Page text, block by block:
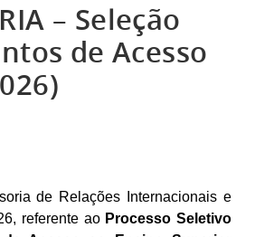
– Seleção
de Acesso
de Relações Internacionais e
referente ao Processo Seletivo